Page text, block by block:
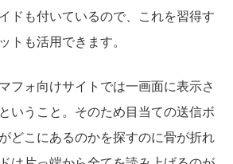
ドも付いているので、これを習得す
トも活用できます。
フォ向けサイトでは一画面に表示さ
いうこと。そのため目当ての送信ボ
どこにあるのかを探すのに骨が折れ